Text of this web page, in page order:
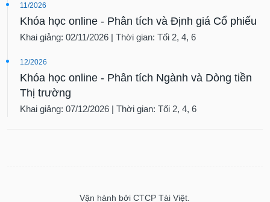
11/2026
Khóa học online - Phân tích và Định giá Cổ phiếu
Khai giảng: 02/11/2026 | Thời gian: Tối 2, 4, 6
12/2026
Khóa học online - Phân tích Ngành và Dòng tiền
Thị trường
Khai giảng: 07/12/2026 | Thời gian: Tối 2, 4, 6
Vận hành bởi CTCP Tài Việt.